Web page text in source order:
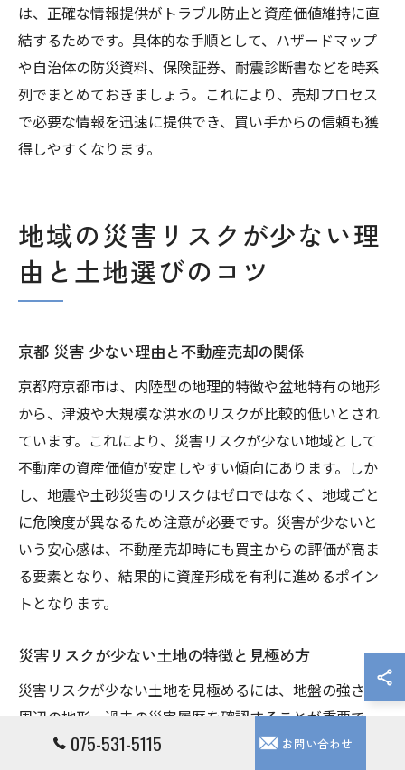
は、正確な情報提供がトラブル防止と資産価値維持に直
結するためです。具体的な手順として、ハザードマップ
や自治体の防災資料、保険証券、耐震診断書などを時系
列でまとめておきましょう。これにより、売却プロセス
で必要な情報を迅速に提供でき、買い手からの信頼も獲
得しやすくなります。
地域の災害リスクが少ない理
由と土地選びのコツ
京都 災害 少ない理由と不動産売却の関係
京都府京都市は、内陸型の地理的特徴や盆地特有の地形
から、津波や大規模な洪水のリスクが比較的低いとされ
ています。これにより、災害リスクが少ない地域として
不動産の資産価値が安定しやすい傾向にあります。しか
し、地震や土砂災害のリスクはゼロではなく、地域ごと
に危険度が異なるため注意が必要です。災害が少ないと
いう安心感は、不動産売却時にも買主からの評価が高ま
る要素となり、結果的に資産形成を有利に進めるポイン
トとなります。
災害リスクが少ない土地の特徴と見極め方
災害リスクが少ない土地を見極めるには、地盤の強さや
周辺の地形、過去の災害履歴を確認することが重要で
す。具体的には、地盤調査データや自治体が公開するハ
075-531-5115 お問い合わせ